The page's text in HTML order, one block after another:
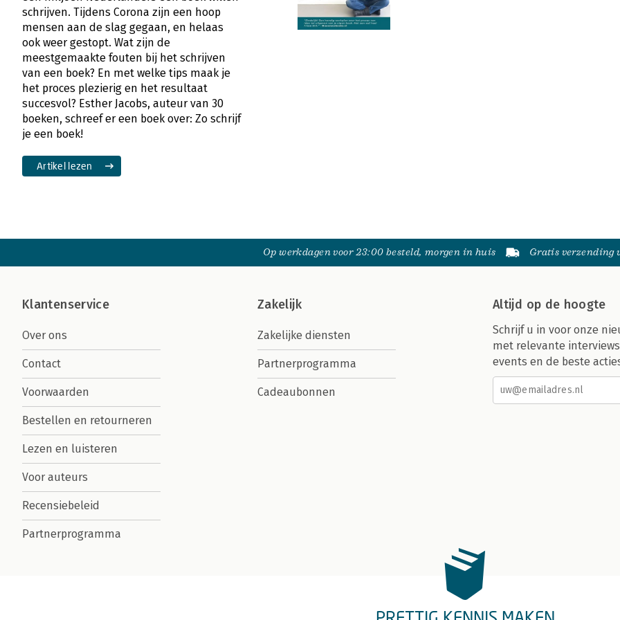
schrijven. Tijdens Corona zijn een hoop
mensen aan de slag gegaan, en helaas
ook weer gestopt. Wat zijn de
meestgemaakte fouten bij het schrijven
van een boek? En met welke tips maak je
het proces plezierig en het resultaat
succesvol? Esther Jacobs, auteur van 30
boeken, schreef er een boek over: Zo schrijf
je een boek!
Artikel lezen
Op werkdagen voor 23:00 besteld, morgen in huis Gratis verzending
Klantenservice
Over ons
Contact
Voorwaarden
Bestellen en retourneren
Lezen en luisteren
Voor auteurs
Recensiebeleid
Partnerprogramma
Zakelijk
Zakelijke diensten
Partnerprogramma
Cadeaubonnen
Altijd op de hoogte
Schrijf u in voor onze
met relevante
events en de beste